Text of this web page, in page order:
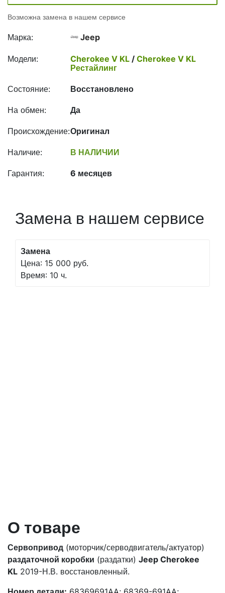
Возможна замена в нашем сервисе
Марка: Jeep
Модели: Cherokee V KL / Cherokee V KL
Рестайлинг
Состояние: Восстановлено
На обмен: Да
Происхождение:Оригинал
Наличие: В НАЛИЧИИ
Гарантия: 6 месяцев
О товаре
Сервопривод (моторчик/серводвигатель/актуатор)
раздаточной коробки (раздатки) Jeep Cherokee
KL 2019-Н.В. восстановленный.
Замена в нашем сервисе
Замена
Цена: 15 000 руб.
Время: 10 ч.